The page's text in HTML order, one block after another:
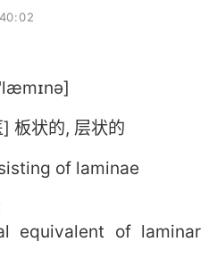
板状的, 层状的
of laminae
equivalent of laminar